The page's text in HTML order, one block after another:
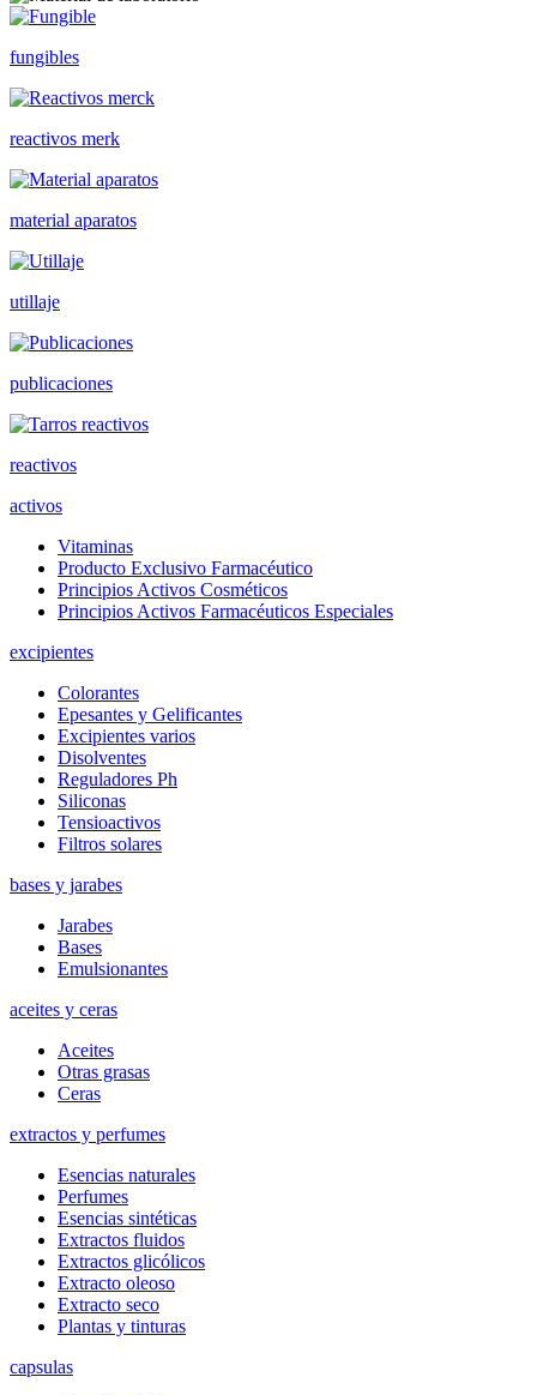
fungibles
reactivos merk
material aparatos
utillaje
publicaciones
reactivos
activos
Vitaminas
Producto Exclusivo Farmacéutico
Principios Activos Cosméticos
Principios Activos Farmacéuticos Especiales
excipientes
Colorantes
Epesantes y Gelificantes
Excipientes varios
Disolventes
Reguladores Ph
Siliconas
Tensioactivos
Filtros solares
bases y jarabes
Jarabes
Bases
Emulsionantes
aceites y ceras
Aceites
Otras grasas
Ceras
extractos y perfumes
Esencias naturales
Perfumes
Esencias sintéticas
Extractos fluidos
Extractos glicólicos
Extracto oleoso
Extracto seco
Plantas y tinturas
capsulas